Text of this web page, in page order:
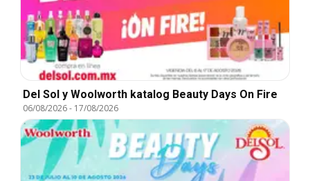
Del Sol y Woolworth katalog Beauty Days On Fire
06/08/2026- 17/08/2026